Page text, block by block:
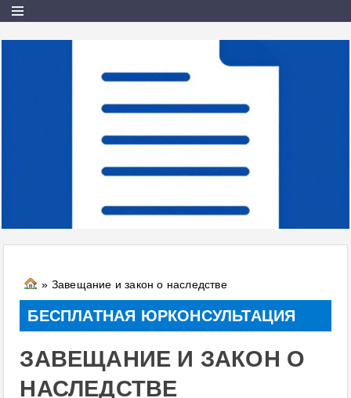
» Завещание и закон о наследстве
БЕСПЛАТНАЯ ЮРКОНСУЛЬТАЦИЯ
ЗАВЕЩАНИЕ И ЗАКОН О
НАСЛЕДСТВЕ